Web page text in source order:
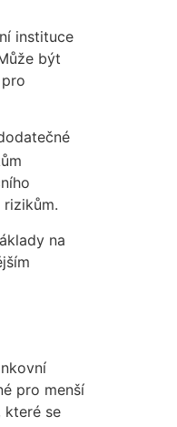
instituce
být
na
pro menší
které se